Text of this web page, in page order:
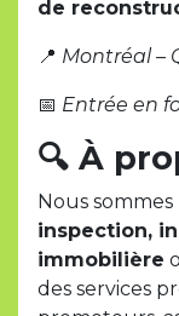
de
📍 Montréal –
📅 Entrée en
🔍 À
Nous
inspection,
immobilière
des services